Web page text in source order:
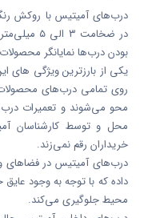
درب‌های آمیتیس با روکش
در ضخامت
بودن درب‌ها نمایانگر
یکی از بارزترین ویژگی
روی تمامی درب‌های
محو می‌شوند و تعمیرات
محل و توسط کارشناسان
خریداران رقم نمی‌زند.
درب‌های آمیتیس در فضا‌های
داده که با توجه به وجود
محیط جلوگیری می‌کند.